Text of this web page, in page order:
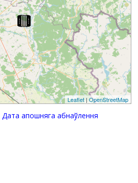
Leaflet | OpenStreetMap
Дата апошняга абнаўлення